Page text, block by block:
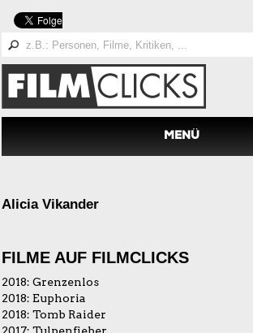
MENÜ
Alicia Vikander
FILME AUF FILMCLICKS
2018: Grenzenlos
2018: Euphoria
2018: Tomb Raider